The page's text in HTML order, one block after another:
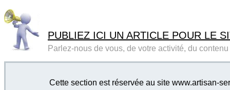
PUBLIEZ ICI UN ARTICLE POUR LE
Parlez-nous de vous, de votre activité, du
Cette section est réservée au site www.artisan-